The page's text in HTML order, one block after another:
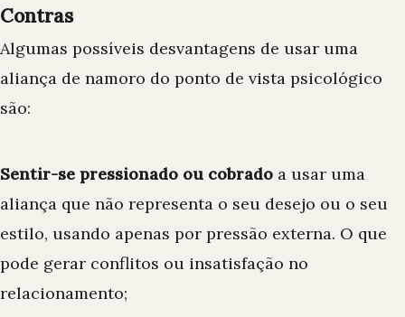
Contras
Algumas possíveis desvantagens de usar uma
aliança de namoro do ponto de vista psicológico
são:
Sentir-se pressionado ou cobrado a usar uma
aliança que não representa o seu desejo ou o seu
estilo, usando apenas por pressão externa. O que
pode gerar conflitos ou insatisfação no
relacionamento;